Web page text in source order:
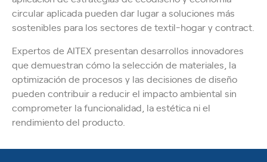
circular aplicada pueden dar lugar a soluciones más
sostenibles para los sectores de textil-hogar y contract.
Expertos de AITEX presentan desarrollos innovadores
que demuestran cómo la selección de materiales, la
optimización de procesos y las decisiones de diseño
pueden contribuir a reducir el impacto ambiental sin
comprometer la funcionalidad, la estética ni el
rendimiento del producto.